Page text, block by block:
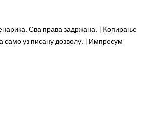
Сва права задржана. | Kопирање
само уз писану дозволу. | Импресум